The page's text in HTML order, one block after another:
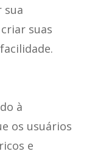
sua
criar suas
.
à
os usuários
e